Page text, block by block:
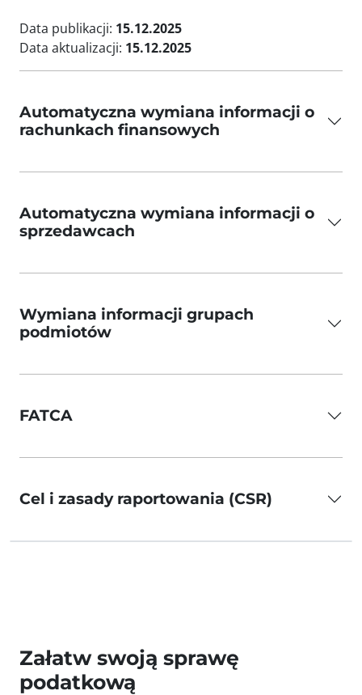
Data publikacji: 15.12.2025
Data aktualizacji: 15.12.2025
Automatyczna wymiana informacji o
rachunkach finansowych
Automatyczna wymiana informacji o
sprzedawcach
Wymiana informacji grupach
podmiotów
FATCA
Cel i zasady raportowania (CSR)
Załatw swoją sprawę
podatkową